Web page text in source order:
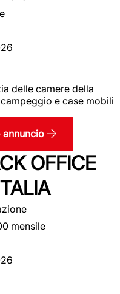
delle camere della
e case mobili
annuncio
OFFICE
mensile